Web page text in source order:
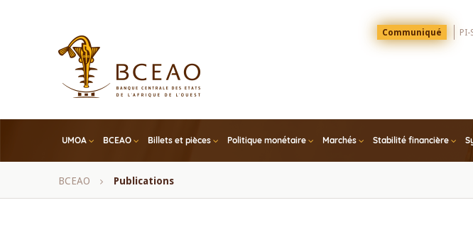
Menu
Top
Communiqué PI-
UMOA BCEAO Billets et pièces Politique monétaire Marchés Stabilité financière
Fil
BCEAO Publications